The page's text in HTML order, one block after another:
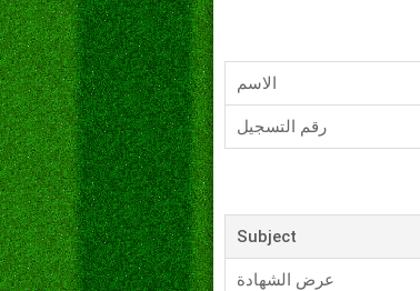
الاسم
رقم التسجيل
Subject
عرض الشهادة